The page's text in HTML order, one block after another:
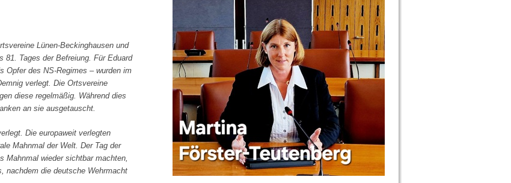
Lünen-Beckinghausen und
81. Tages der Befreiung. Für Eduard
Opfer des NS-Regimes – wurden im
verlegt. Die Ortsvereine
diese regelmäßig. Während dies
an sie ausgetauscht.
Die europaweit verlegten
Mahnmal der Welt. Der Tag der
Mahnmal wieder sichtbar machten,
nachdem die deutsche Wehrmacht